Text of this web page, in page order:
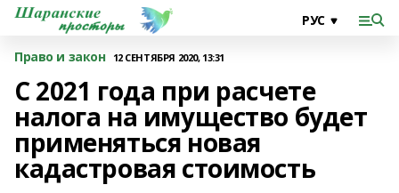
Право и закон 12 СЕНТЯБРЯ 2020, 13:31
С 2021 года при расчете
налога на имущество будет
применяться новая
кадастровая стоимость